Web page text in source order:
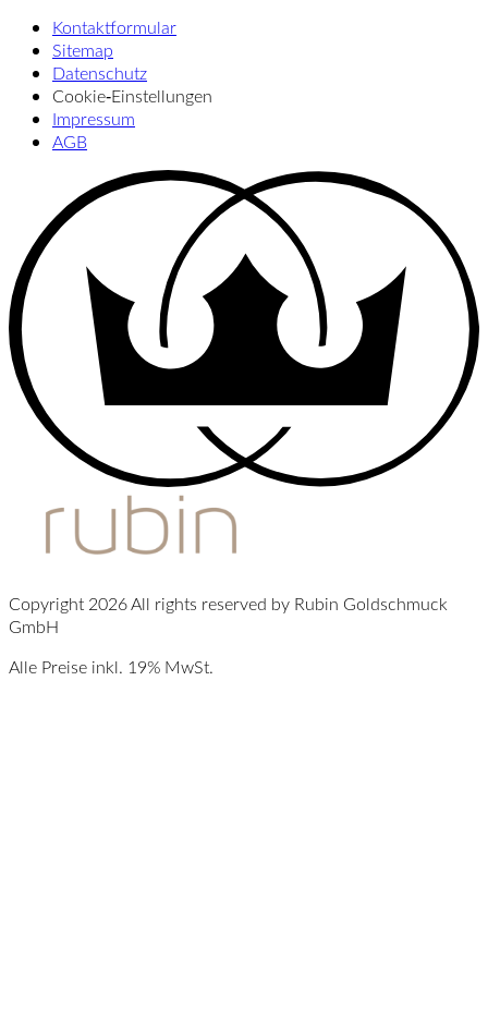
Kontaktformular
Sitemap
Datenschutz
Cookie‑Einstellungen
Impressum
AGB
Copyright 2026 All rights reserved by Rubin Goldschmuck
GmbH
Alle Preise inkl. 19% MwSt.